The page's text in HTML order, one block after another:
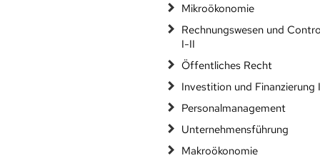
Mikroökonomie
Rechnungswesen und
I-II
Öffentliches Recht
Investition und Finanzierung
Personalmanagement
Unternehmensführung
Makroökonomie